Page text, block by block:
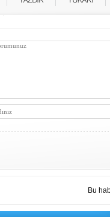
Bu